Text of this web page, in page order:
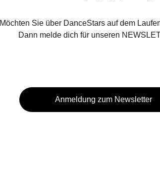
Möchten Sie über DanceStars auf dem
Dann melde dich für unseren
Anmeldung zum Newsletter